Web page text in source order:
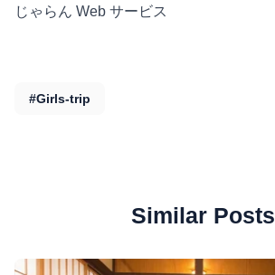
じゃらん Web サービス
#Girls-trip
Similar Posts